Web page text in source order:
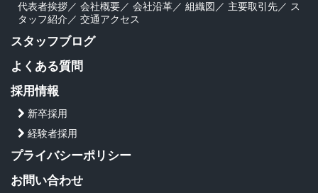
代表者挨拶／ 会社概要／ 会社沿革／ 組織図 ／ 主要取引先／ ス
タッフ紹介 ／ 交通アクセス
スタッフブログ
よくある質問
採用情報
新卒採用
経験者採用
プライバシーポリシー
お問い合わせ